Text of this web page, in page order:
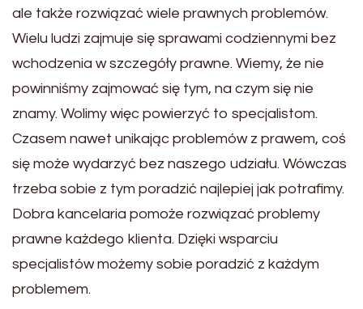
ale także rozwiązać wiele prawnych problemów.
Wielu ludzi zajmuje się sprawami codziennymi bez
wchodzenia w szczegóły prawne. Wiemy, że nie
powinniśmy zajmować się tym, na czym się nie
znamy. Wolimy więc powierzyć to specjalistom.
Czasem nawet unikając problemów z prawem, coś
się może wydarzyć bez naszego udziału. Wówczas
trzeba sobie z tym poradzić najlepiej jak potrafimy.
Dobra kancelaria pomoże rozwiązać problemy
prawne każdego klienta. Dzięki wsparciu
specjalistów możemy sobie poradzić z każdym
problemem.